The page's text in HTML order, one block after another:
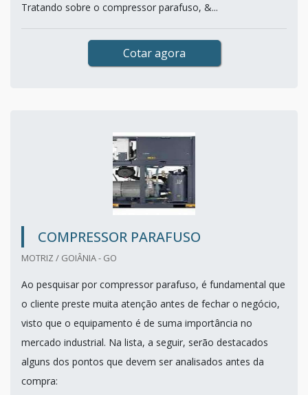
Tratando sobre o compressor parafuso, &...
Cotar agora
COMPRESSOR PARAFUSO
MOTRIZ / GOIÂNIA - GO
Ao pesquisar por compressor parafuso, é fundamental que
o cliente preste muita atenção antes de fechar o negócio,
visto que o equipamento é de suma importância no
mercado industrial. Na lista, a seguir, serão destacados
alguns dos pontos que devem ser analisados antes da
compra: